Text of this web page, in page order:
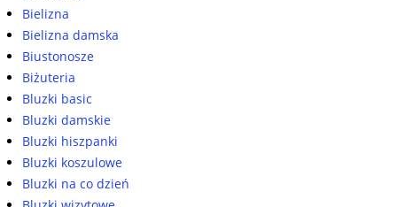
Bielizna
Bielizna damska
Biustonosze
Biżuteria
Bluzki basic
Bluzki damskie
Bluzki hiszpanki
Bluzki koszulowe
Bluzki na co dzień